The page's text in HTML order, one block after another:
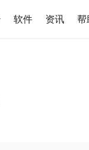
软件 资讯 帮